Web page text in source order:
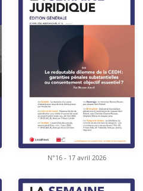
N°16 - 17 avril 2026